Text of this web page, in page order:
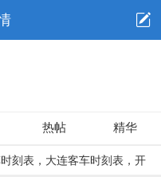
热帖 精华
刻表，大连客车时刻表，开